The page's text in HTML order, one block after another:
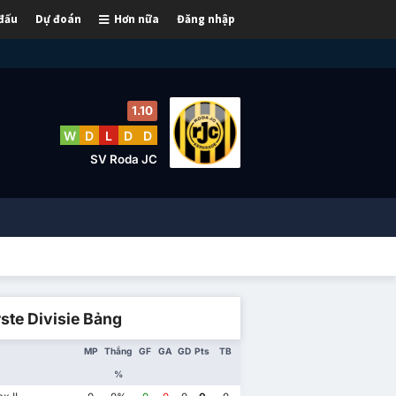
Đăng nhập
Hơn nữa
Dự đoán
1.10
W D L D D
SV Roda JC
Divisie Bảng
MP Thắng
%
GF GA GD Pts TB